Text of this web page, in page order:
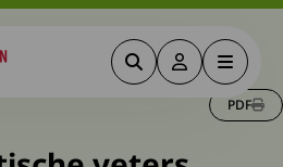
ZoekenDeze link
Menu
PDF